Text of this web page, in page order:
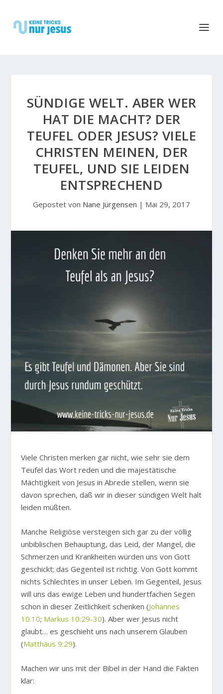
SÜNDIGE WELT. ABER WER
HAT DIE MACHT? DER
TEUFEL ODER JESUS? VIELE
CHRISTEN MEINEN, DER
TEUFEL, UND SIE LEIDEN
ENTSPRECHEND
Gepostet von Nane Jürgensen | Mai 29, 2017
Viele Christen merken gar nicht, wie sehr sie dem
Teufel das Wort reden und die majestätische
Mächtigkeit von Jesus in Abrede stellen, wenn sie
davon sprechen, daß wir in dieser sündigen Welt halt
leiden müßten.
Manche Religiöse versteigen sich gar zu der völlig
unbiblischen Behauptung, das Leid, der Mangel, die
Schmerzen und Krankheiten würden uns von Gott
geschickt; das Gegenteil ist richtig. Von Gott kommt
nichts Schlechtes in unser Leben. Im Gegenteil, Jesus
will uns das ewige Leben und hundertfachen Segen
schon in dieser Zeitlichkeit schenken (Johannes
10:10; Markus 10:29-30). Aber wer Jesus nicht
glaubt… es geschieht uns nach unserem Glauben
(Matthäus 9:29).
Machen wir uns mit der Bibel in der Hand die Fakten
klar: